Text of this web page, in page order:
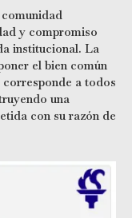
y compromiso
institucional. La
el bien común
a todos
una
con su razón de